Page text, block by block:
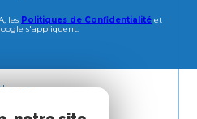
les Politiques de Confidentialité et
s'appliquent.
Nous